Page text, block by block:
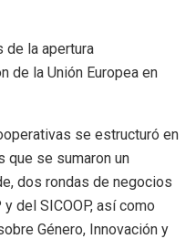
de la apertura
de la Unión Europea en
se estructuró en
que se sumaron un
dos rondas de negocios
del SICOOP, así como
Género, Innovación y